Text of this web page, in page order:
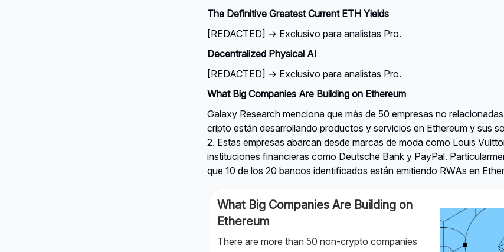
The Definitive Greatest Current ETH Yields
[REDACTED] → Exclusivo para analistas Pro.
Decentralized Physical AI
[REDACTED] → Exclusivo para analistas Pro.
What Big Companies Are Building on Ethereum
Galaxy Research menciona que más de 50 empresas no
cripto están desarrollando productos y servicios en Ethereum y sus
2. Estas empresas abarcan desde marcas de moda como Louis
instituciones financieras como Deutsche Bank y PayPal.
que 10 de los 20 bancos identificados están emitiendo RWAs en
What Big Companies Are Building on
Ethereum
There are more than 50 non-crypto companies